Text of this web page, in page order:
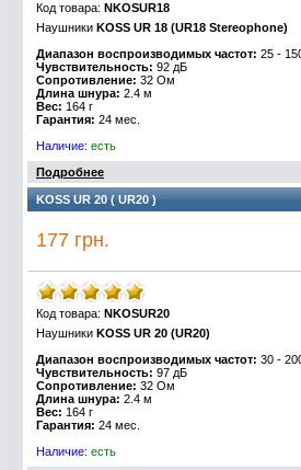
Код товара: NKOSUR18
Наушники KOSS UR 18 (UR18 Stereophone)
Диапазон воспроизводимых частот: 25 -
Чувствительность: 92 дБ
Сопротивление: 32 Ом
Длина шнура: 2.4 м
Вес: 164 г
Гарантия: 24 мес.
Наличие: есть
Подробнее
KOSS UR 20 ( UR20 )
177 грн.
Код товара: NKOSUR20
Наушники KOSS UR 20 (UR20)
Диапазон воспроизводимых частот: 30 -
Чувствительность: 97 дБ
Сопротивление: 32 Ом
Длина шнура: 2.4 м
Вес: 164 г
Гарантия: 24 мес.
Наличие: есть